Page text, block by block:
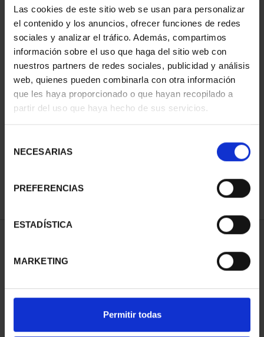
Las cookies de este sitio web se usan para personalizar
el contenido y los anuncios, ofrecer funciones de redes
sociales y analizar el tráfico. Además, compartimos
información sobre el uso que haga del sitio web con
nuestros partners de redes sociales, publicidad y análisis
web, quienes pueden combinarla con otra información
que les haya proporcionado o que hayan recopilado a
partir del uso que haya hecho de sus servicios.
NECESARIAS
PREFERENCIAS
ESTADÍSTICA
MARKETING
Permitir todas
73,00 €
REFINAR